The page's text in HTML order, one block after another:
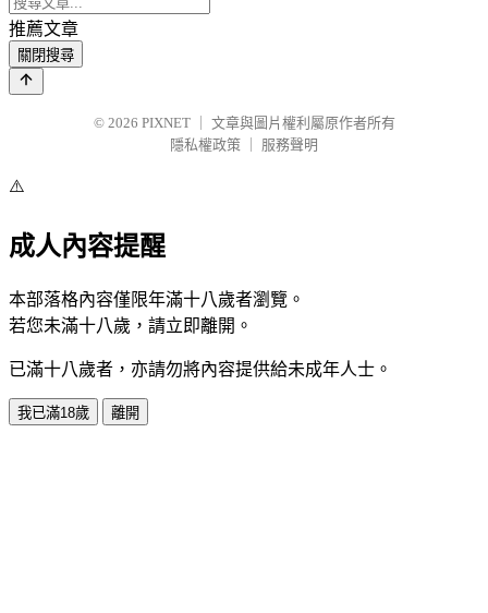
推薦文章
關閉搜尋
© 2026 PIXNET
文章與圖片權利屬原作者所有
隱私權政策
服務聲明
⚠️
成人內容提醒
本部落格內容僅限年滿十八歲者瀏覽。
若您未滿十八歲，請立即離開。
已滿十八歲者，亦請勿將內容提供給未成年人士。
我已滿18歲 離開